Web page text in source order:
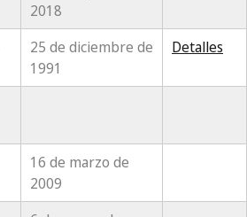
2018
25 de diciembre de
1991
Detalles
16 de marzo de
2009